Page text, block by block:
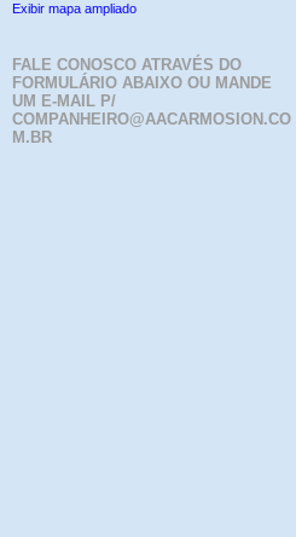
Exibir mapa ampliado
FALE CONOSCO ATRAVÉS DO
FORMULÁRIO ABAIXO OU MANDE
UM E-MAIL P/
COMPANHEIRO@AACARMOSION.CO
M.BR